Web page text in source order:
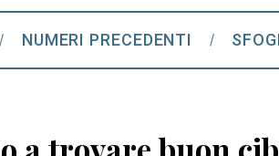
NUMERI PRECEDENTI